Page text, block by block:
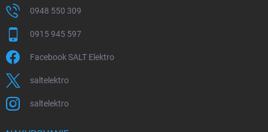
0948 550 309
0915 945 597
Facebook SALT Elektro
saltelektro
saltelektro